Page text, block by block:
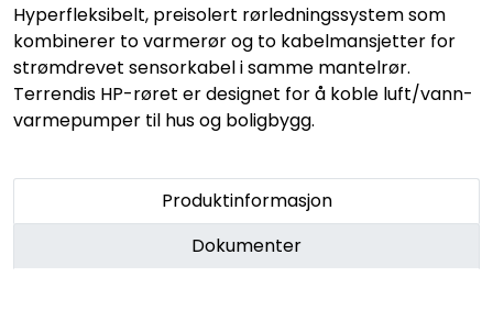
Hyperfleksibelt, preisolert rørledningssystem som
kombinerer to varmerør og to kabelmansjetter for
strømdrevet sensorkabel i samme mantelrør.
Terrendis HP-røret er designet for å koble luft/vann-
varmepumper til hus og boligbygg.
Produktinformasjon
Dokumenter